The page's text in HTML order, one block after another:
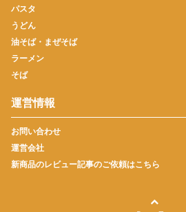
パスタ
うどん
油そば・まぜそば
ラーメン
そば
運営情報
お問い合わせ
運営会社
新商品のレビュー記事のご依頼はこちら